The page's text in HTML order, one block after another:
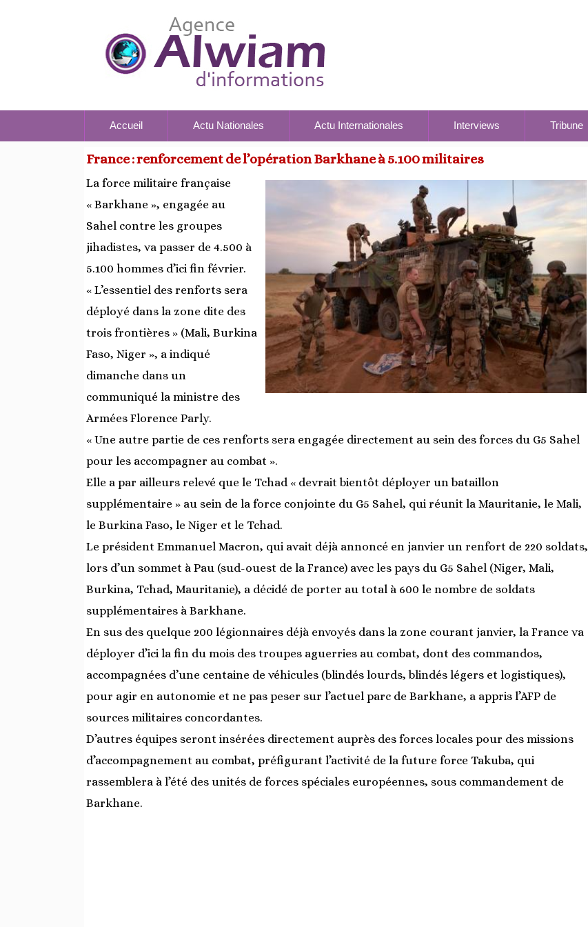
Accueil Actu Nationales Actu Internationales Interviews Tribune
France : renforcement de l’opération Barkhane à 5.100 militaires
La force militaire française
« Barkhane », engagée au
Sahel contre les groupes
jihadistes, va passer de 4.500 à
5.100 hommes d’ici fin février.
« L’essentiel des renforts sera
déployé dans la zone dite des
trois frontières » (Mali, Burkina
Faso, Niger », a indiqué
dimanche dans un
communiqué la ministre des
Armées Florence Parly.
« Une autre partie de ces renforts sera engagée directement au sein des forces du G5 Sahel
pour les accompagner au combat ».
Elle a par ailleurs relevé que le Tchad « devrait bientôt déployer un bataillon
supplémentaire » au sein de la force conjointe du G5 Sahel, qui réunit la Mauritanie, le Mali,
le Burkina Faso, le Niger et le Tchad.
Le président Emmanuel Macron, qui avait déjà annoncé en janvier un renfort de 220 soldats,
lors d’un sommet à Pau (sud-ouest de la France) avec les pays du G5 Sahel (Niger, Mali,
Burkina, Tchad, Mauritanie), a décidé de porter au total à 600 le nombre de soldats
supplémentaires à Barkhane.
En sus des quelque 200 légionnaires déjà envoyés dans la zone courant janvier, la France va
déployer d’ici la fin du mois des troupes aguerries au combat, dont des commandos,
accompagnées d’une centaine de véhicules (blindés lourds, blindés légers et logistiques),
pour agir en autonomie et ne pas peser sur l’actuel parc de Barkhane, a appris l’AFP de
sources militaires concordantes.
D’autres équipes seront insérées directement auprès des forces locales pour des missions
d’accompagnement au combat, préfigurant l’activité de la future force Takuba, qui
rassemblera à l’été des unités de forces spéciales européennes, sous commandement de
Barkhane.